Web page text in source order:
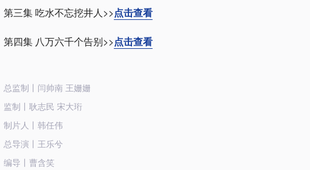
第三集 吃水不忘挖井人>>点击查看
第四集 八万六千个告别>>点击查看
总监制丨闫帅南 王姗姗
监制丨耿志民 宋大珩
制片人丨韩任伟
总导演丨王乐兮
编导丨曹含笑